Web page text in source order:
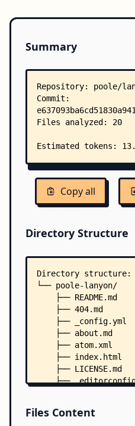
Summary
Copy all
Directory Structure
Directory structure:
└── poole-lanyon/
    ├── README.md
    ├── 404.md
    ├── _config.yml
    ├── about.md
    ├── atom.xml
    ├── index.html
    ├── LICENSE.md
├──
│   └──
Files Content